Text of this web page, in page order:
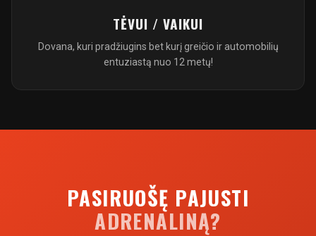
TĖVUI / VAIKUI
Dovana, kuri pradžiugins bet kurį greičio ir automobilių
entuziastą nuo 12 metų!
PASIRUOŠĘ PAJUSTI
ADRENALINĄ?